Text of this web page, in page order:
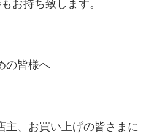
お持ち致します。
の皆様へ
主、お買い上げの皆さまに